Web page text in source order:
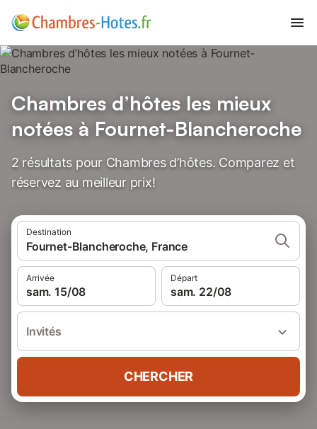
Chambres d’hôtes les mieux
notées à Fournet-Blancheroche
2 résultats pour Chambres d’hôtes. Comparez et
réservez au meilleur prix!
Destination
Fournet-Blancheroche, France
Arrivée
sam. 15/08
Départ
sam. 22/08
Invités
CHERCHER